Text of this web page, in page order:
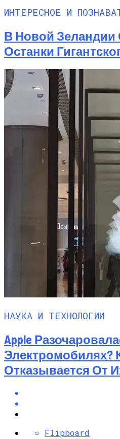
ИНТЕРЕСНОЕ И
В Новой
Останки
НАУКА И ТЕХНОЛОГИИ
Apple
Электромобилях?
Отказывается От
Flipboard